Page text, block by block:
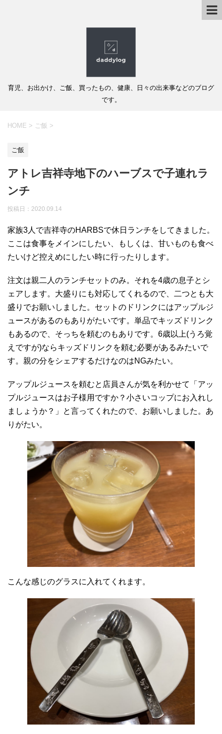
育児、お出かけ、ご飯、買ったもの、健康、日々の出来事などのブログ
です。
HOME > ご飯 >
ご飯
アトレ吉祥寺地下のハーブスで子連れラ
ンチ
投稿日： 2020.09.14
家族3人で吉祥寺のHARBSで休日ランチをしてきました。
ここは食事をメインにしたい、もしくは、甘いものも食べ
たいけど控えめにしたい時に行ったりします。
注文は親二人のランチセットのみ。それを4歳の息子とシ
ェアします。大盛りにも対応してくれるので、二つとも大
盛りでお願いしました。セットのドリンクにはアップルジ
ュースがあるのもありがたいです。単品でキッズドリンク
もあるので、そっちを頼むのもありです。6歳以上(うろ覚
えですが)ならキッズドリンクを頼む必要があるみたいで
す。親の分をシェアするだけなのはNGみたい。
アップルジュースを頼むと店員さんが気を利かせて「アッ
プルジュースはお子様用ですか？小さいコップにお入れし
ましょうか？」と言ってくれたので、お願いしました。あ
りがたい。
こんな感じのグラスに入れてくれます。